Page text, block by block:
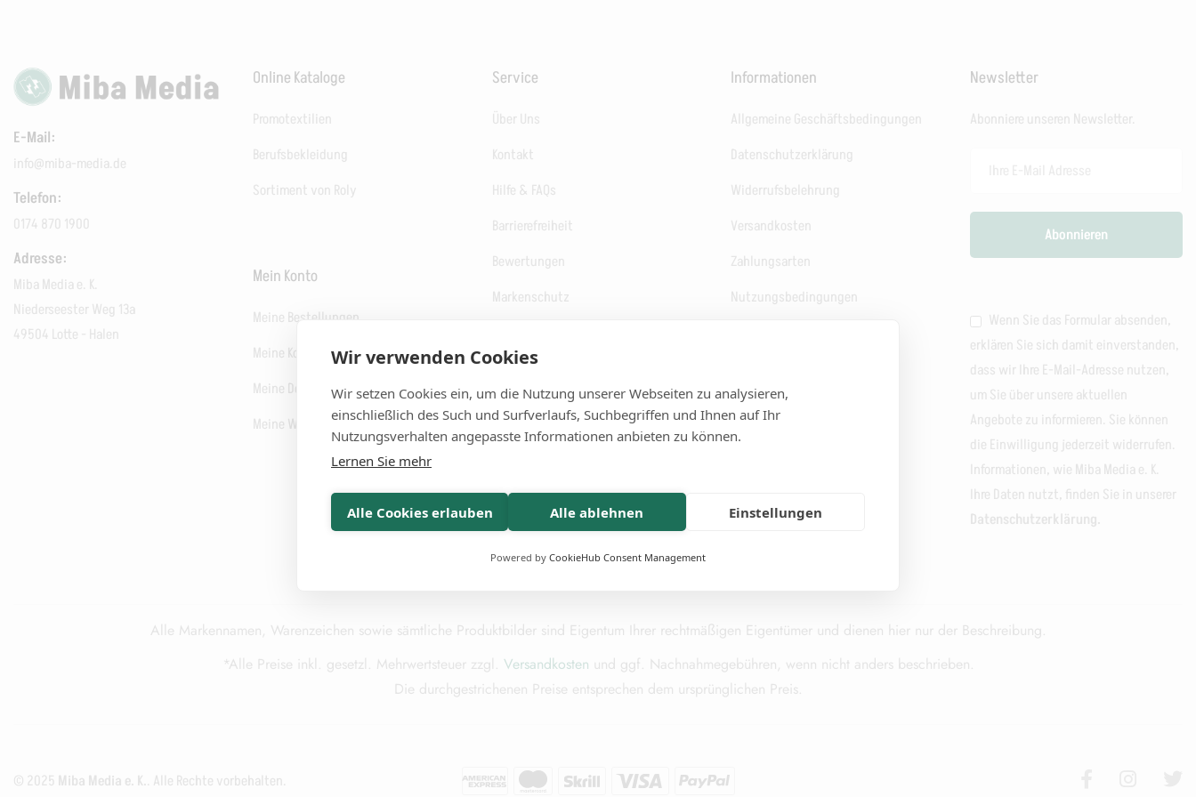
E-Mail:
info@miba-media.de
Telefon:
0174 870 1900
Adresse:
Miba Media e. K.
Niederseester Weg 13a
49504 Lotte - Halen
Online Kataloge
Promotextilien
Berufsbekleidung
Sortiment von Roly
Mein Konto
Meine Bestellungen
Meine Kontodetails
Meine Designs
Meine Wunschliste
Service
Über Uns
Kontakt
Hilfe & FAQs
Barrierefreiheit
Bewertungen
Markenschutz
Unsere Druckmethoden
Vertrag Widerrufen
Informationen
Allgemeine Geschäftsbedingungen
Datenschutzerklärung
Widerrufsbelehrung
Versandkosten
Zahlungsarten
Nutzungsbedingungen
Newsletter
Abonniere unseren Newsletter.
Wenn Sie das Formular absenden,
erklären Sie sich damit einverstanden,
dass wir Ihre E-Mail-Adresse nutzen,
um Sie über unsere aktuellen
Angebote zu informieren. Sie können
die Einwilligung jederzeit widerrufen.
Informationen, wie Miba Media e. K.
Ihre Daten nutzt, finden Sie in unserer
Datenschutzerklärung.
Alle Markennamen, Warenzeichen sowie sämtliche Produktbilder sind Eigentum Ihrer rechtmäßigen Eigentümer und dienen hier nur der Beschreibung.
*Alle Preise inkl. gesetzl. Mehrwertsteuer zzgl. Versandkosten und ggf. Nachnahmegebühren, wenn nicht anders beschrieben.
Die durchgestrichenen Preise entsprechen dem ursprünglichen Preis.
© 2025 Miba Media e. K. . Alle Rechte vorbehalten.
Wir verwenden Cookies
Wir setzen Cookies ein, um die Nutzung unserer Webseiten zu analysieren,
einschließlich des Such und Surfverlaufs, Suchbegriffen und Ihnen auf Ihr
Nutzungsverhalten angepasste Informationen anbieten zu können.
Lernen Sie mehr
Alle Cookies erlauben Alle ablehnen Einstellungen
Powered by CookieHub Consent Management